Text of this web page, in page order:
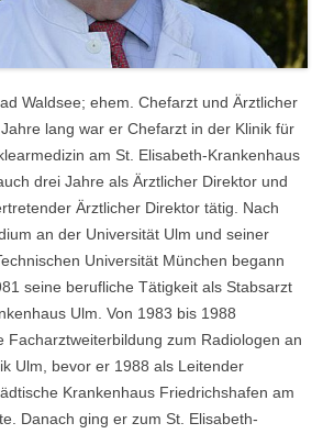
Waldsee; ehem. Chefarzt und Ärztlicher
lang war er Chefarzt in der Klinik für
am St. Elisabeth-Krankenhaus
drei Jahre als Ärztlicher Direktor und
Ärztlicher Direktor tätig. Nach
an der Universität Ulm und seiner
Universität München begann
seine berufliche Tätigkeit als Stabsarzt
Ulm. Von 1983 bis 1988
Facharztweiterbildung zum Radiologen an
Ulm, bevor er 1988 als Leitender
Krankenhaus Friedrichshafen am
Danach ging er zum St. Elisabeth-